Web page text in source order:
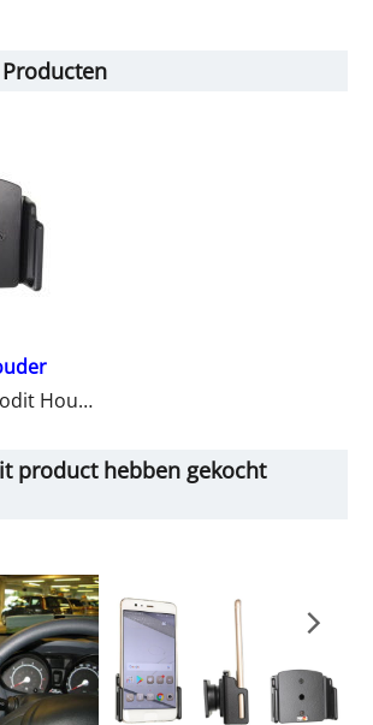
Kies hier uw Brodit Houder
product hebben gekocht